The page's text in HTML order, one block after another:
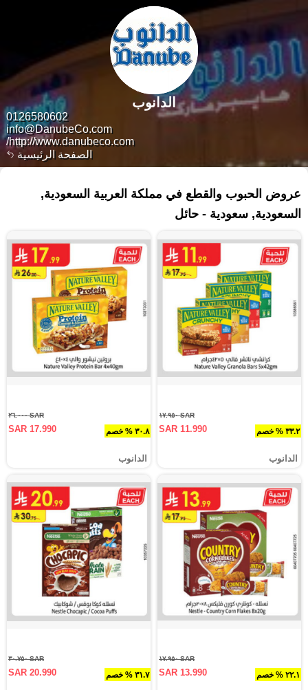
الصفحة الرئيسية
0126580602
info@DanubeCo.com
http://www.danubeco.com/
الدانوب
عروض الحبوب والقطع في مملكة العربية السعودية,
السعودية, سعودية - حائل‎
٣٣.٢ % خصم
SAR ١٧.٩٥٠
SAR 11.990
الدانوب
٣٠.٨ % خصم
SAR ٢٦.٠٠٠
SAR 17.990
الدانوب
٢٢.١ % خصم
SAR ١٧.٩٥٠
SAR 13.990 ٣١.٧ % خصم
SAR ٣٠.٧٥٠
SAR 20.990